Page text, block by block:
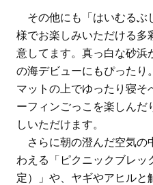
その他にも「はいむるぶ
様でお楽しみいただける多
意してます。真っ白な砂浜
の海デビューにもぴったり
マットの上でゆったり寝そ
ーフィンごっこを楽しんだ
しいただけます。
さらに朝の澄んだ空気の
わえる「ピクニックブレッ
定）」や、ヤギやアヒルと